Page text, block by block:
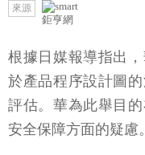
來源
鉅亨網
根據日媒報導指出
於產品程序設計圖
評估。華為此舉目
安全保障方面的疑慮